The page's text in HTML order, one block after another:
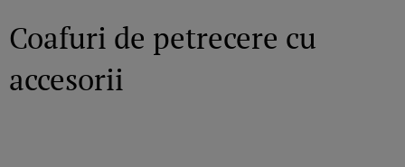
Coafuri de petrecere cu
accesorii